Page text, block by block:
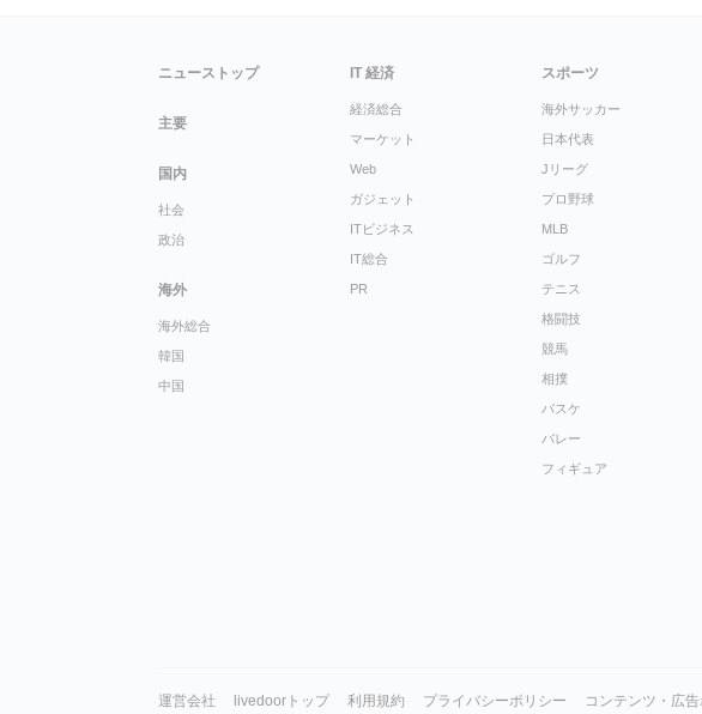
ニューストップ
主要
国内
社会
政治
海外
海外総合
韓国
中国
IT 経済
経済総合
マーケット
Web
ガジェット
ITビジネス
IT総合
PR
スポーツ
海外サッカー
日本代表
Jリーグ
プロ野球
MLB
ゴルフ
テニス
格闘技
競馬
相撲
バスケ
バレー
フィギュア
運営会社 livedoorトップ 利用規約 プライバシーポリシー コンテンツ・広